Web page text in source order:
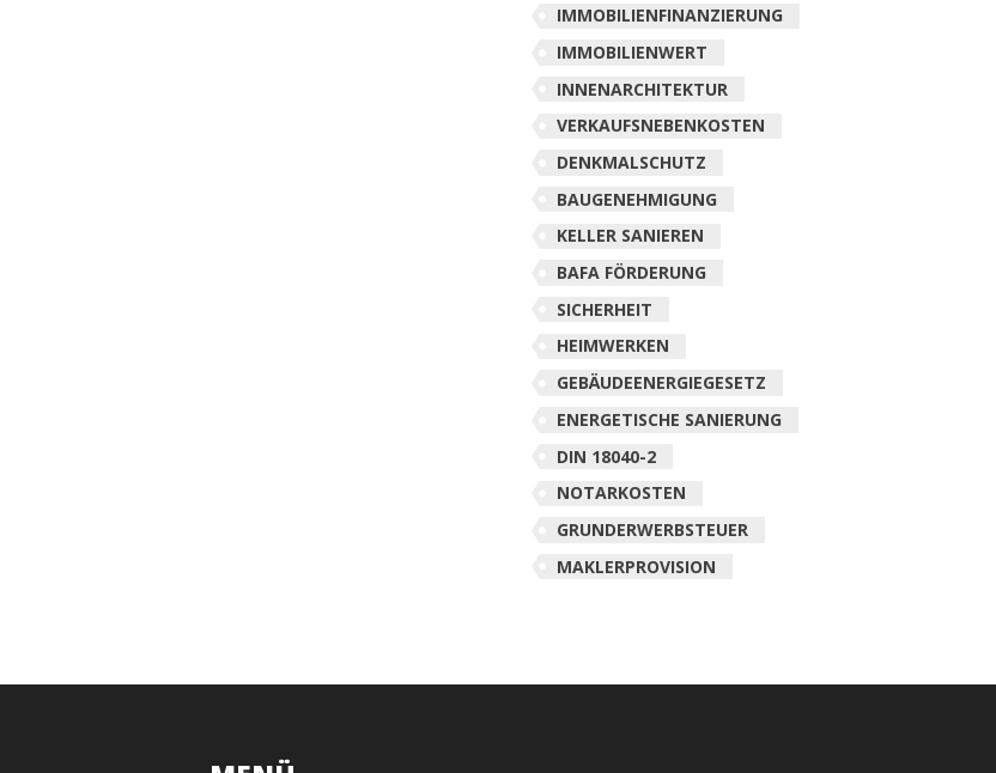
IMMOBILIENFINANZIERUNG
IMMOBILIENWERT
INNENARCHITEKTUR
VERKAUFSNEBENKOSTEN
DENKMALSCHUTZ
BAUGENEHMIGUNG
KELLER SANIEREN
BAFA FÖRDERUNG
SICHERHEIT
HEIMWERKEN
GEBÄUDEENERGIEGESETZ
ENERGETISCHE SANIERUNG
DIN 18040-2
NOTARKOSTEN
GRUNDERWERBSTEUER
MAKLERPROVISION